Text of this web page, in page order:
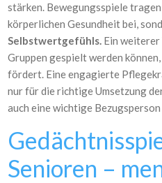
stärken. Bewegungsspiele
körperlichen Gesundheit bei,
Selbstwertgefühls. Ein
Gruppen gespielt werden
fördert. Eine engagierte
nur für die richtige Umsetzung
auch eine wichtige
Senioren –